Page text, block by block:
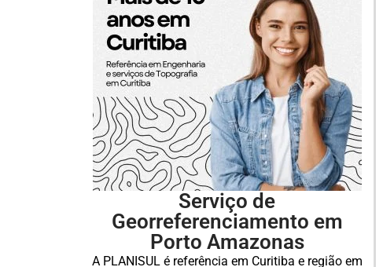
Serviço de
Georreferenciamento em
Porto Amazonas
A PLANISUL é referência em Curitiba e região em